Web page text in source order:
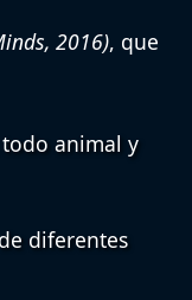
2016), que
animal y
diferentes